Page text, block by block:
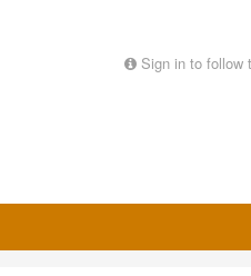
Sign in to follow